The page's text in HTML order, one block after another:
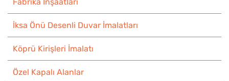
İksa Önü Desenli Duvar İmalatları
Köprü Kirişleri İmalatı
Özel Kapalı Alanlar